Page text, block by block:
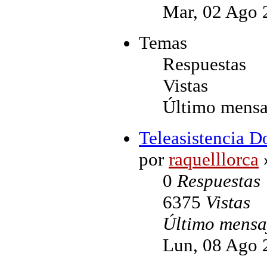
Mar, 02 Ago
Temas
Respuestas
Vistas
Último
Teleasistencia
por raquelllorca
0 Respuestas
6375 Vistas
Último
Lun, 08 Ago